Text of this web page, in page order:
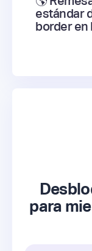
estándar
border en
para